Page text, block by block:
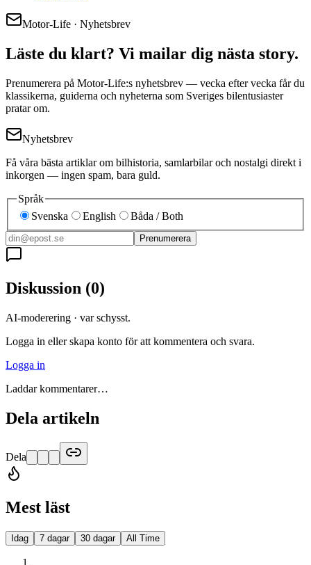
Motor-Life · Nyhetsbrev
Läste du klart? Vi mailar dig nästa story.
Prenumerera på Motor-Life:s nyhetsbrev — vecka efter vecka får du
klassikerna, guiderna och nyheterna som Sveriges bilentusiaster
pratar om.
Nyhetsbrev
Få våra bästa artiklar om bilhistoria, samlarbilar och nostalgi direkt i
inkorgen — ingen spam, bara guld.
Språk
Svenska
English Båda / Both
Prenumerera
Diskussion (0)
AI-moderering · var schysst.
Logga in eller skapa konto för att kommentera och svara.
Logga in
Laddar kommentarer…
Dela artikeln
Dela
Mest läst
Idag 7 dagar 30 dagar All Time